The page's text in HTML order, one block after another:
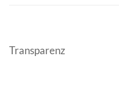
Transparenz